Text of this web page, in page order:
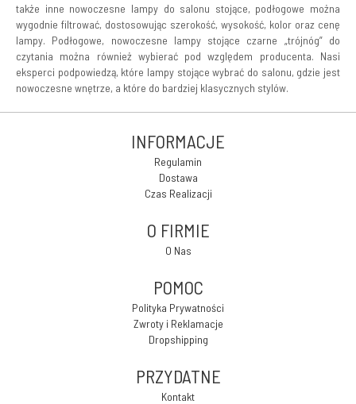
także inne nowoczesne lampy do salonu stojące, podłogowe można
wygodnie filtrować, dostosowując szerokość, wysokość, kolor oraz cenę
lampy. Podłogowe, nowoczesne lampy stojące czarne „trójnóg” do
czytania można również wybierać pod względem producenta. Nasi
eksperci podpowiedzą, które lampy stojące wybrać do salonu, gdzie jest
nowoczesne wnętrze, a które do bardziej klasycznych stylów.
INFORMACJE
Regulamin
Dostawa
Czas Realizacji
O FIRMIE
O Nas
POMOC
Polityka Prywatności
Zwroty i Reklamacje
Dropshipping
PRZYDATNE
Kontakt